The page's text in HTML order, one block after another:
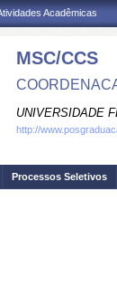
Acadêmicas
MSC/CCS
UNIVERSIDADE
http://
Processos Seletivos